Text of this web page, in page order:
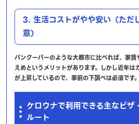
3. 生活コストがやや安い（ただ
意）
バンクーバーのような大都市に比べれば、家
えめというメリットがあります。しかし近年は
が上昇しているので、事前の下調べは必須です。
ケロウナで利用できる主なビザ
ルート